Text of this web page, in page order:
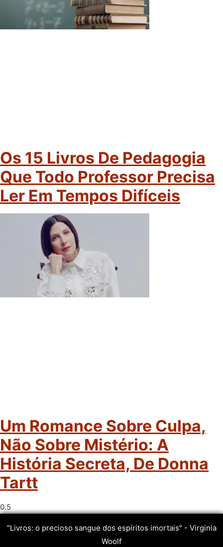
Os 15 Livros De Pedagogia
Que Todo Professor Precisa
Ler Em Tempos Difíceis
Um Romance Sobre Culpa,
Não Sobre Mistério: A
História Secreta, De Donna
Tartt
"Livros: o precioso sangue dos espíritos imortais" - Virginia
Woolf